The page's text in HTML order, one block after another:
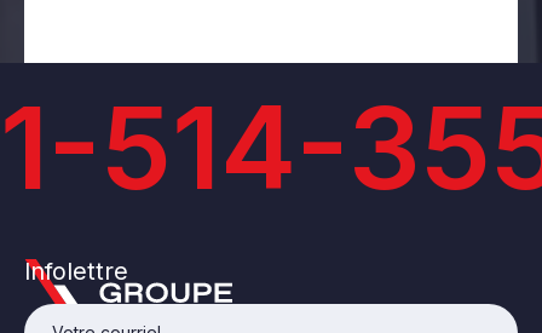
1-514-
Infolettre